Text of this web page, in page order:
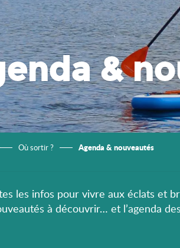
&
Où sortir ? Agenda & nouveautés
les infos pour vivre aux éclats et
à découvrir… et l’agenda